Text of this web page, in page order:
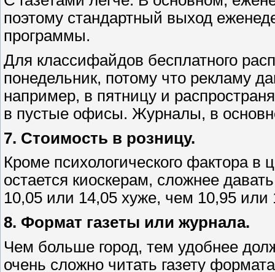
поэтому стандартный выход
программы.
Для классифайдов бесплатного
понедельник, потому что рекламу
например, в пятницу и
в пустые офисы. Журналы, в
7. Стоимость в розницу.
Кроме психологического фактора
остается киоскерам, сложнее
10,05 или 14,05 хуже, чем 10,95 или
8. Формат газеты или журнала.
Чем больше город, тем удобнее
очень сложно читать газету